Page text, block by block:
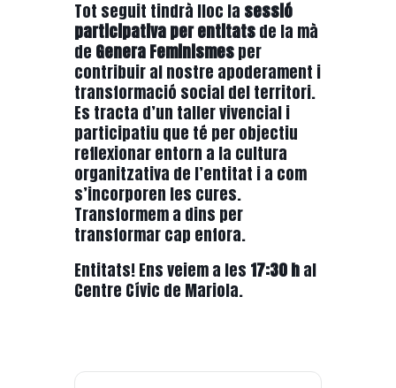
Tot seguit tindrà lloc la sessió
participativa per entitatsde la mà
de Genera Feminismesper
contribuir al nostre apoderament i
transformació social del territori.
Es tracta d’un taller vivencial i
participatiu que té per objectiu
reflexionar entorn a la cultura
organitzativa de l’entitat i a com
s’incorporen les cures.
Transformem a dins per
transformar cap enfora.
Entitats! Ens veiem a les 17:30 hal
Centre Cívic de Mariola.